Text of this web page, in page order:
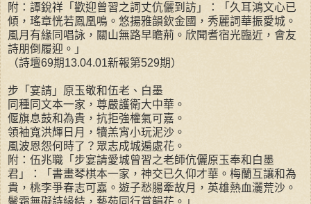
附：譚銳祥「歡迎曾習之詞丈伉儷到訪」：「久耳鴻文心已
傾，瑤章恍若鳳凰鳴。悠揚雅韻欽金國，秀麗詞華振愛城。
風月有緣同唱詠，關山無路早瞻荊。欣聞耆宿光臨近，會友
詩朋倒履迎。」
（詩壇69期13.04.01新報第529期）
步「宴請」原玉敬和伍老、白墨
同種同文本一家，尊嚴護衛大中華。
偃旗息鼓和為貴，抗拒強權氣可嘉。
領袖寬洪輝日月，犢羔宵小玩泥沙。
風波恩怨何時了？眾志成城遍處花。
附：伍兆職「步宴請愛城曾習之老師伉儷原玉奉和白墨
君」：「書畫琴棋本一家，神交已久仰才華。梅蘭互讓和為
貴，桃李爭春志可嘉。遊子愁腸牽故月，英雄熱血灑荒沙。
鬢霜無礙詩緣結，藝苑同行賞韻花。」